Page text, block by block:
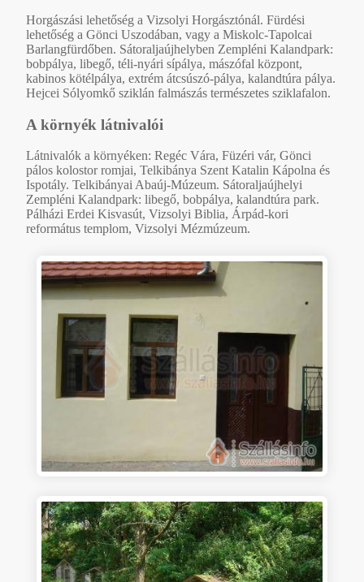
Horgászási lehetőség a Vizsolyi Horgásztónál. Fürdési
lehetőség a Gönci Uszodában, vagy a Miskolc-Tapolcai
Barlangfürdőben. Sátoraljaújhelyben Zempléni Kalandpark:
bobpálya, libegő, téli-nyári sípálya, mászófal központ,
kabinos kötélpálya, extrém átcsúszó-pálya, kalandtúra pálya.
Hejcei Sólyomkő sziklán falmászás természetes sziklafalon.
A környék látnivalói
Látnivalók a környéken: Regéc Vára, Füzéri vár, Gönci
pálos kolostor romjai, Telkibánya Szent Katalin Kápolna és
Ispotály. Telkibányai Abaúj-Múzeum. Sátoraljaújhelyi
Zempléni Kalandpark: libegő, bobpálya, kalandtúra park.
Pálházi Erdei Kisvasút, Vizsolyi Biblia, Árpád-kori
református templom, Vizsolyi Mézmúzeum.